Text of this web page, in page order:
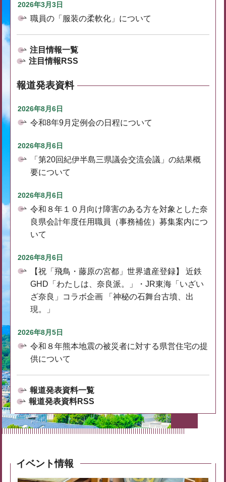
2026年3月3日
職員の「服装の柔軟化」について
注目情報一覧
注目情報RSS
報道発表資料
2026年8月6日
令和8年9月定例会の日程について
2026年8月6日
「第20回紀伊半島三県議会交流会議」の結果概
要について
2026年8月6日
令和８年１０月向け障害のある方を対象とした奈
良県会計年度任用職員（事務補佐）募集案内につ
いて
2026年8月6日
【祝「飛鳥・藤原の宮都」世界遺産登録】 近鉄
GHD「わたしは、奈良派。」・JR東海「いざい
ざ奈良」コラボ企画 「神秘の石舞台古墳、出
現。」
2026年8月5日
令和８年熊本地震の被災者に対する県営住宅の提
供について
報道発表資料一覧
報道発表資料RSS
イベント情報